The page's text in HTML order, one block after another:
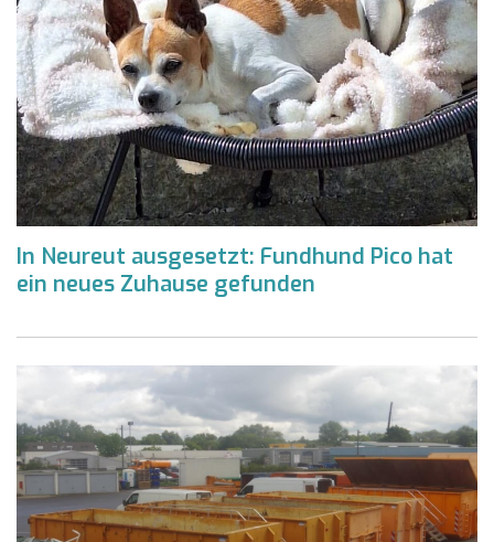
In Neureut ausgesetzt: Fundhund Pico hat
ein neues Zuhause gefunden